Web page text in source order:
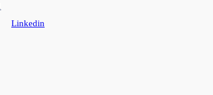
Linkedin